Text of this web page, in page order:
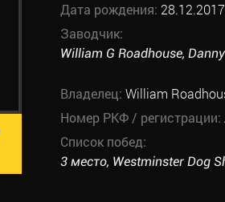
Дата рождения: 28.12.2017
Заводчик:
William G Roadhouse,
Владелец: William
Номер РКФ / регистрации:
Список побед:
3 место, Westminster Dog